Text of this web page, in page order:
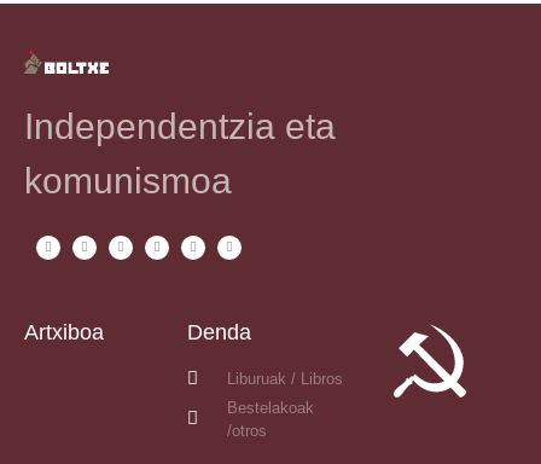
Independentzia eta
komunismoa
Artxiboa Denda
Liburuak / Libros
Bestelakoak
/otros